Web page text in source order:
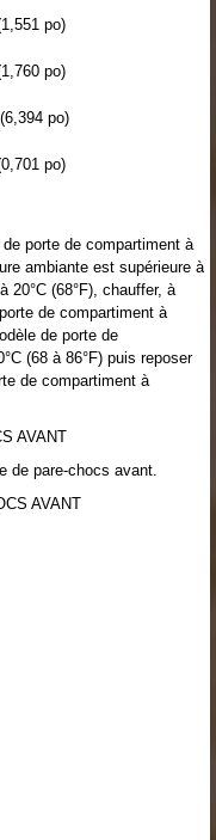
po)
po)
po)
po)
porte de compartiment à
ambiante est supérieure à
20°C (68°F), chauffer, à
de compartiment à
de porte de
(68 à 86°F) puis reposer
de compartiment à
AVANT
de pare-chocs avant.
AVANT